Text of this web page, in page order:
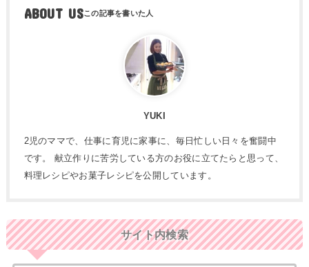
ABOUT US
YUKI
2児のママで、仕事に育児に家事に、毎日忙しい日々を奮闘中
です。 献立作りに苦労している方のお役に立てたらと思って、
料理レシピやお菓子レシピを公開しています。
サイト内検索